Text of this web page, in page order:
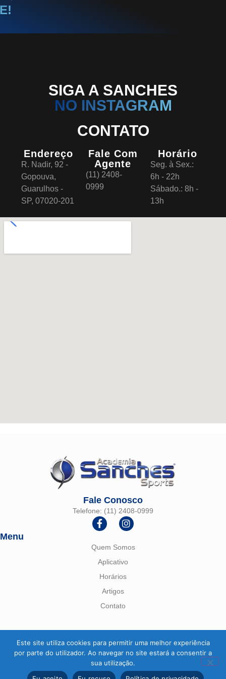
SIGA A SANCHES
NO INSTAGRAM
CONTATO
Endereço
R. Nadir, 92 -
Gopouva,
Guarulhos -
SP, 07020-201
Fale Com
Agente
(11) 2408-
0999
Horário
Seg. à Sex.:
6h - 22h
Sábado.: 8h -
13h
Menu
Quem Somos
Aplicativo
Horários
Artigos
Contato
Fale Conosco
Telefone: (11) 2408-0999
© 2026 Academia Sanches Sports. Todos os direitos
reservados. Desenvolvido por SeuADS.​
Este site utiliza cookies para permitir uma melhor experiência
por parte do utilizador. Ao navegar no site estará a consentir a
sua utilização.